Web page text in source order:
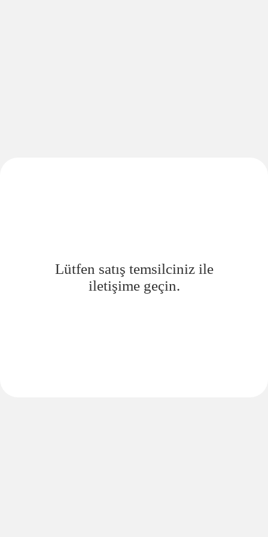
Lütfen satış temsilciniz ile
iletişime geçin.